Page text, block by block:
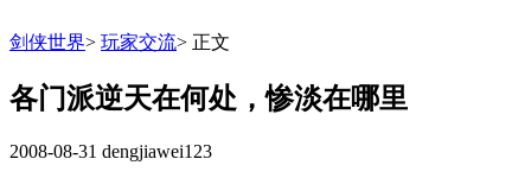
剑侠世界> 玩家交流> 正文
各门派逆天在何处，惨淡在哪里
2008-08-31 dengjiawei123